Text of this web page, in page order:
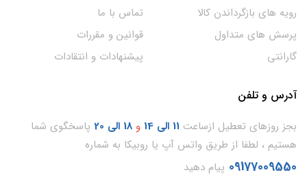
رویه های بازگرداندن کالا
پرسش های متداول
گارانتی
تماس با ما
قوانین و مقررات
پیشنهادات و انتقادات
آدرس و تلفن
بجز روزهای تعطیل ازساعت 11 الی 14 و 18 الی 20
پاسخگوی شما
هستیم ، لطفا از طریق واتس آپ یا روبیکا به شماره
09177009550 پیام دهید